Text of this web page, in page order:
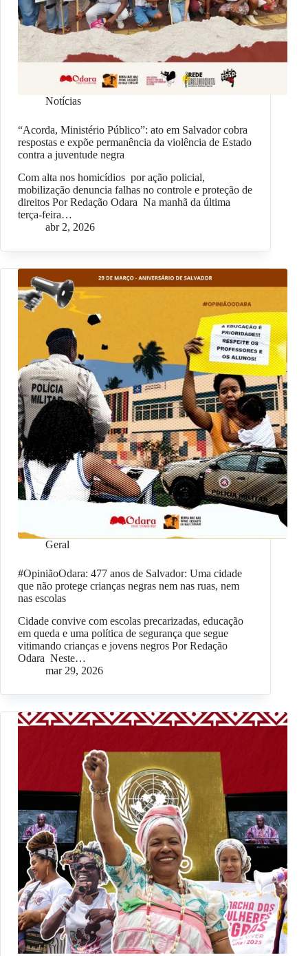
Notícias
“Acorda, Ministério Público”: ato em Salvador cobra
respostas e expõe permanência da violência de Estado
contra a juventude negra
Com alta nos homicídios por ação policial,
mobilização denuncia falhas no controle e proteção de
direitos Por Redação Odara Na manhã da última
terça-feira…
abr 2, 2026
Geral
#OpiniãoOdara: 477 anos de Salvador: Uma cidade
que não protege crianças negras nem nas ruas, nem
nas escolas
Cidade convive com escolas precarizadas, educação
em queda e uma política de segurança que segue
vitimando crianças e jovens negros Por Redação
Odara Neste…
mar 29, 2026